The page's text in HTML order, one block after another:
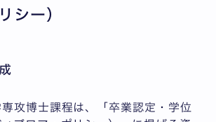
シー）
攻博士課程は、「卒業認定・学位